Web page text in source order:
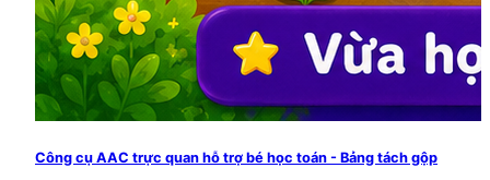
Công cụ AAC trực quan hỗ trợ bé học toán - Bảng tách gộp